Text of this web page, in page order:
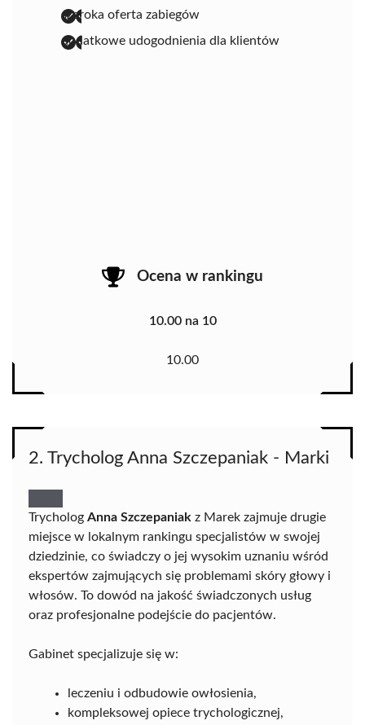
szeroka oferta zabiegów
dodatkowe udogodnienia dla klientów
Ocena w rankingu
10.00 na 10
10.00
2. Trycholog Anna Szczepaniak - Marki
Trycholog Anna Szczepaniak z Marek zajmuje drugie
miejsce w lokalnym rankingu specjalistów w swojej
dziedzinie, co świadczy o jej wysokim uznaniu wśród
ekspertów zajmujących się problemami skóry głowy i
włosów. To dowód na jakość świadczonych usług
oraz profesjonalne podejście do pacjentów.
Gabinet specjalizuje się w:
leczeniu i odbudowie owłosienia,
kompleksowej opiece trychologicznej,